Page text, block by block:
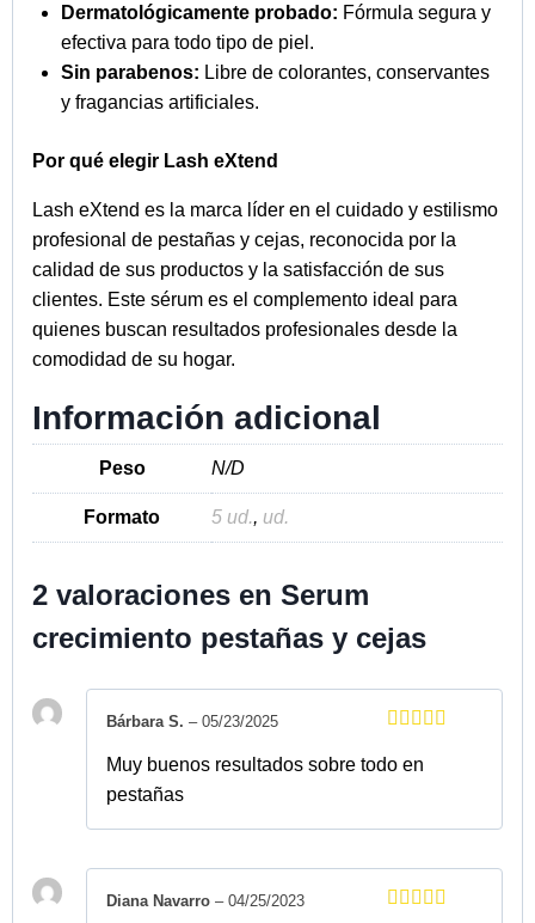
Dermatológicamente probado: Fórmula segura y
efectiva para todo tipo de piel.
Sin parabenos: Libre de colorantes, conservantes
y fragancias artificiales.
Por qué elegir Lash eXtend
Lash eXtend es la marca líder en el cuidado y estilismo
profesional de pestañas y cejas, reconocida por la
calidad de sus productos y la satisfacción de sus
clientes. Este sérum es el complemento ideal para
quienes buscan resultados profesionales desde la
comodidad de su hogar.
Información adicional
Peso N/D
Formato 5 ud., ud.
2 valoraciones en Serum
crecimiento pestañas y cejas
con5
Bárbara S. – 05/23/2025
Muy buenos resultados sobre todo en
pestañas
Diana Navarro – 04/25/2023